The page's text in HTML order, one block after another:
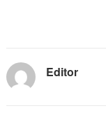
Editor